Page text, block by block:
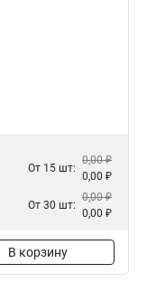
От 15 шт:
0,00 ₽
0,00 ₽
От 30 шт:
0,00 ₽
0,00 ₽
В корзину